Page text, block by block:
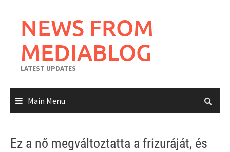
contentNEWS FROM
MEDIABLOG
LATEST UPDATES
Main Menu
Ez a nő megváltoztatta a frizuráját, és